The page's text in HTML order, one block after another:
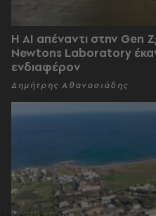
Η AI απέναντι στην Gen
Newtons Laboratory
ενδιαφέρον
Δημήτρης Αθανασιάδης